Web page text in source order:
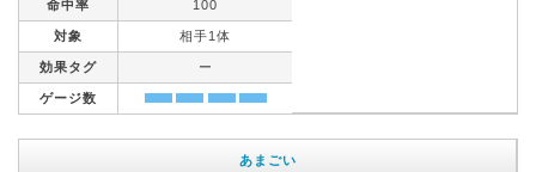
命中率 100
対象 相手1体
効果タグ ー
ゲージ数
あまごい